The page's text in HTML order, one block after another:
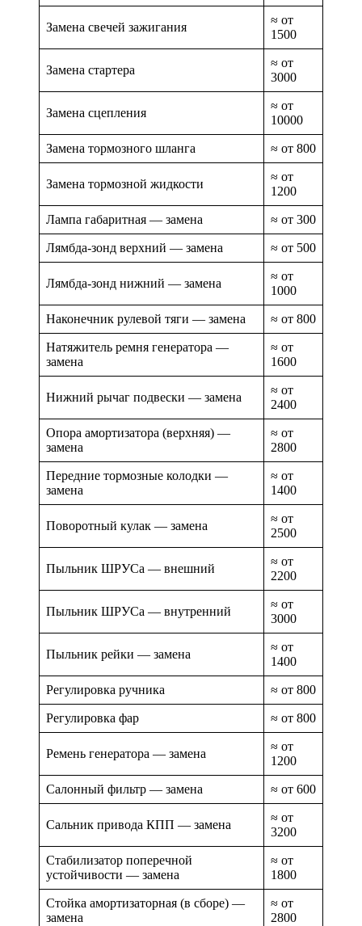
Замена свечей зажигания
≈ от
1500
Замена стартера
≈ от
3000
Замена сцепления
≈ от
10000
Замена тормозного шланга ≈ от 800
Замена тормозной жидкости
≈ от
1200
Лампа габаритная — замена ≈ от 300
Лямбда-зонд верхний — замена ≈ от 500
Лямбда-зонд нижний — замена
≈ от
1000
Наконечник рулевой тяги — замена ≈ от 800
Натяжитель ремня генератора —
замена
≈ от
1600
Нижний рычаг подвески — замена
≈ от
2400
Опора амортизатора (верхняя) —
замена
≈ от
2800
Передние тормозные колодки —
замена
≈ от
1400
Поворотный кулак — замена
≈ от
2500
Пыльник ШРУСа — внешний
≈ от
2200
Пыльник ШРУСа — внутренний
≈ от
3000
Пыльник рейки — замена
≈ от
1400
Регулировка ручника ≈ от 800
Регулировка фар ≈ от 800
Ремень генератора — замена
≈ от
1200
Салонный фильтр — замена ≈ от 600
Сальник привода КПП — замена
≈ от
3200
Стабилизатор поперечной
устойчивости — замена
≈ от
1800
Стойка амортизаторная (в сборе) —
замена
≈ от
2800